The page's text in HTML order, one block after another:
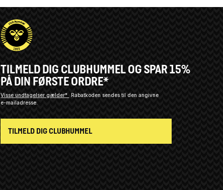
TILMELD DIG CLUBHUMMEL OG SPAR 15%
PÅ DIN FØRSTE ORDRE*
Visse undtagelser gælder* Rabatkoden sendes til den angivne
e-mailadresse.
TILMELD DIG CLUBHUMMEL